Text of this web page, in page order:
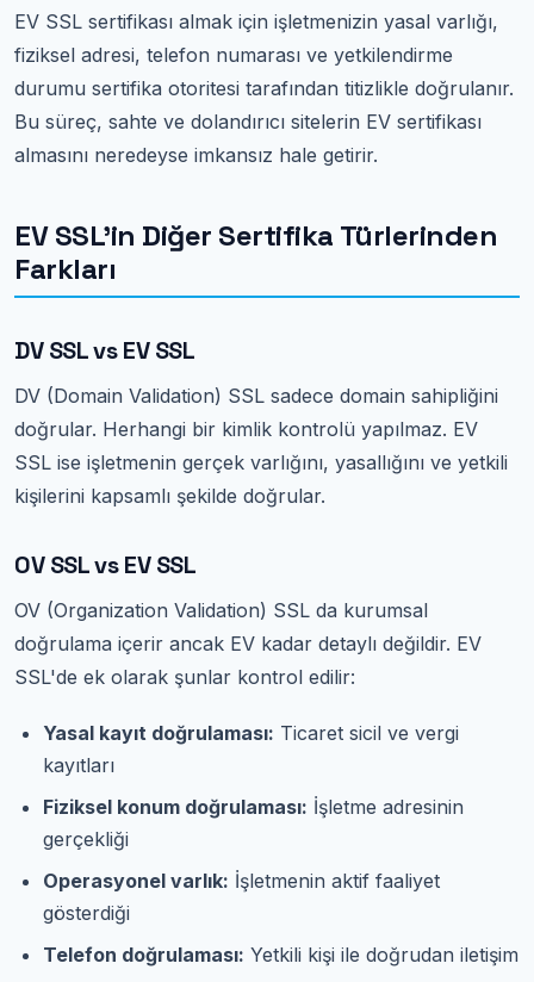
EV SSL sertifikası almak için işletmenizin yasal varlığı,
fiziksel adresi, telefon numarası ve yetkilendirme
durumu sertifika otoritesi tarafından titizlikle doğrulanır.
Bu süreç, sahte ve dolandırıcı sitelerin EV sertifikası
almasını neredeyse imkansız hale getirir.
EV SSL'in Diğer Sertifika Türlerinden
Farkları
DV SSL vs EV SSL
DV (Domain Validation) SSL sadece domain sahipliğini
doğrular. Herhangi bir kimlik kontrolü yapılmaz. EV
SSL ise işletmenin gerçek varlığını, yasallığını ve yetkili
kişilerini kapsamlı şekilde doğrular.
OV SSL vs EV SSL
OV (Organization Validation) SSL da kurumsal
doğrulama içerir ancak EV kadar detaylı değildir. EV
SSL'de ek olarak şunlar kontrol edilir:
Yasal kayıt doğrulaması: Ticaret sicil ve vergi
kayıtları
Fiziksel konum doğrulaması: İşletme adresinin
gerçekliği
Operasyonel varlık: İşletmenin aktif faaliyet
gösterdiği
Telefon doğrulaması: Yetkili kişi ile doğrudan iletişim